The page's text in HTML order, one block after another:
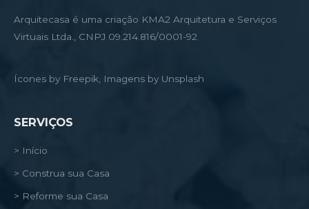
Arquitecasa é uma criação KMA2 Arquitetura e Serviços
Virtuais Ltda., CNPJ 09.214.816/0001-92
Ícones by Freepik, Imagens by Unsplash
SERVIÇOS
> Início
> Construa sua Casa
> Reforme sua Casa